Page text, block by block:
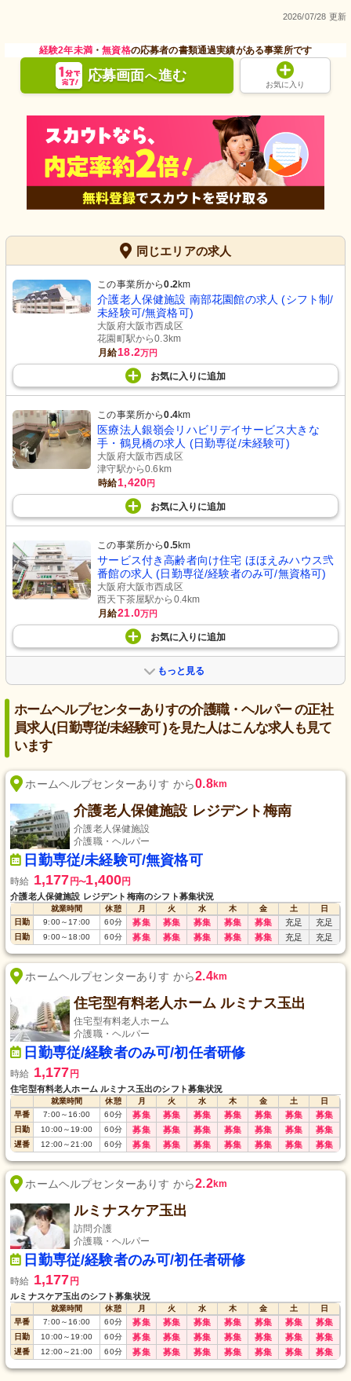
2026/07/28 更新
経験2年未満・無資格の応募者の書類通過実績がある事業所です
応募画面へ進む
お気に入り
同じエリアの求人
この事業所から0.2km
介護老人保健施設 南部花園館の求人 (シフト制/
未経験可/無資格可)
大阪府大阪市西成区
花園町駅から0.3km
月給18.2万円
お気に入り に追加
この事業所から0.4km
医療法人銀嶺会リハビリデイサービス大きな
手・鶴見橋の求人 (日勤専従/未経験可)
大阪府大阪市西成区
津守駅から0.6km
時給1,420円
お気に入り に追加
この事業所から0.5km
サービス付き高齢者向け住宅 ほほえみハウス弐
番館の求人 (日勤専従/経験者のみ可/無資格可)
大阪府大阪市西成区
西天下茶屋駅から0.4km
月給21.0万円
お気に入り に追加
もっと見る
ホームヘルプセンターありすの介護職・ヘルパー の正社
員求人(日勤専従/未経験可 )を見た人はこんな求人も見て
います
ホームヘルプセンターありす から0.8km
介護老人保健施設 レジデント梅南
介護老人保健施設
介護職・ヘルパー
日勤専従/未経験可/無資格可
時給 1,177 円〜1,400円
介護老人保健施設 レジデント梅南のシフト募集状況
就業時間 休憩 月 火 水 木 金 土
日
日勤
9:00～17:00 60分 募集 募集 募集 募集 募集 充足 充足
日勤 9:00～18:00 60分 募集 募集 募集 募集 募集 充足 充足
ホームヘルプセンターありす から2.4km
住宅型有料老人ホーム ルミナス玉出
住宅型有料老人ホーム
介護職・ヘルパー
日勤専従/経験者のみ可/初任者研修
時給 1,177 円
住宅型有料老人ホーム ルミナス玉出のシフト募集状況
就業時間 休憩 月 火 水 木 金 土
日
早番
7:00～16:00 60分 募集 募集 募集 募集 募集 募集 募集
日勤 10:00～19:00 60分 募集 募集 募集 募集 募集 募集 募集
遅番 12:00～21:00 60分 募集 募集 募集 募集 募集 募集 募集
ホームヘルプセンターありす から2.2km
ルミナスケア玉出
訪問介護
介護職・ヘルパー
日勤専従/経験者のみ可/初任者研修
時給 1,177 円
ルミナスケア玉出のシフト募集状況
就業時間 休憩 月 火 水 木 金 土
日
早番
7:00～16:00 60分 募集 募集 募集 募集 募集 募集 募集
日勤 10:00～19:00 60分 募集 募集 募集 募集 募集 募集 募集
遅番 12:00～21:00 60分 募集 募集 募集 募集 募集 募集 募集